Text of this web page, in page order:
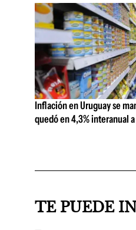
Inflación en Uruguay se
quedó en 4,3% interanual
TE PUEDE